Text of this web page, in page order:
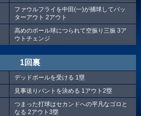
ファウルフライを中田(一)が捕球してバッ
ターアウト 2アウト
高めのボール球につられて空振り三振 3ア
ウトチェンジ
1回裏
デッドボールを受ける 1塁
見事送りバントを決める 1アウト2塁
つまった打球はセカンドへの平凡なゴロと
なる 2アウト3塁